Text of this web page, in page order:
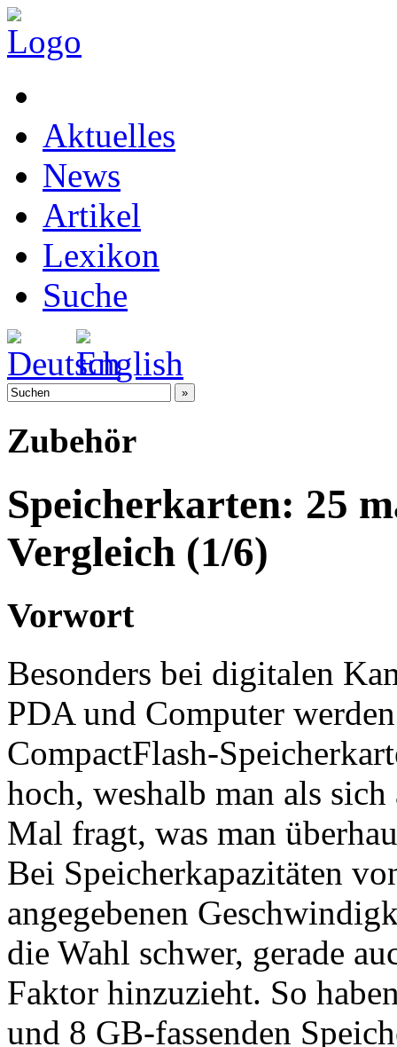
Aktuelles
News
Artikel
Lexikon
Suche
Zubehör
Speicherkarten: 25
Vergleich (1/6)
Vorwort
Besonders bei digitalen
PDA und Computer
CompactFlash-
hoch, weshalb man als
Mal fragt, was man
Bei Speicherkapazitäten
angegebenen
die Wahl schwer, gerade
Faktor hinzuzieht. So
und 8 GB-fassenden